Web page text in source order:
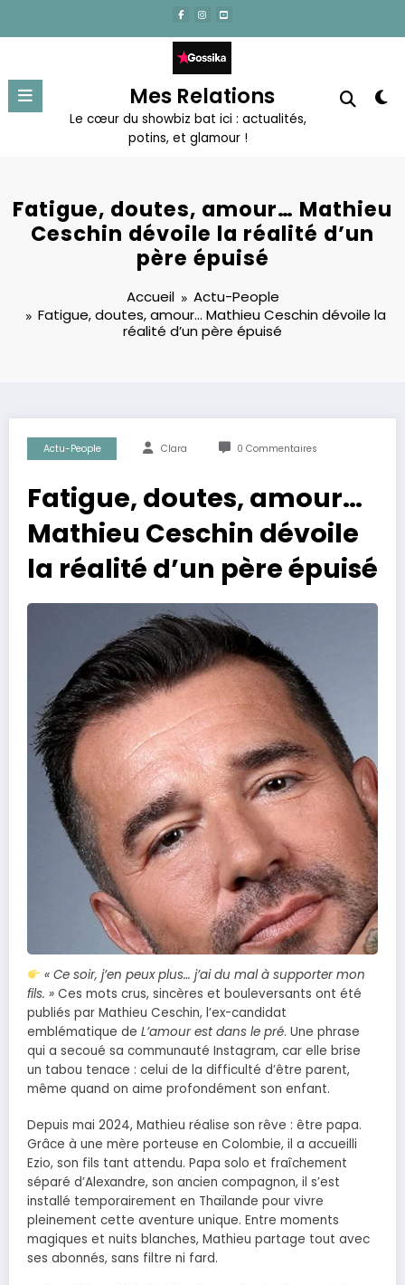
contenu
Mes Relations
Le cœur du showbiz bat ici : actualités,
potins, et glamour !
Fatigue, doutes, amour… Mathieu
Ceschin dévoile la réalité d’un
père épuisé
Accueil
Actu-People
Fatigue, doutes, amour… Mathieu Ceschin dévoile la
réalité d’un père épuisé
Actu-People Clara 0 Commentaires
Fatigue, doutes, amour…
Mathieu Ceschin dévoile
la réalité d’un père épuisé
« Ce soir, j’en peux plus… j’ai du mal à supporter mon
fils. » Ces mots crus, sincères et bouleversants ont été
publiés par Mathieu Ceschin, l’ex-candidat
emblématique de L’amour est dans le pré. Une phrase
qui a secoué sa communauté Instagram, car elle brise
un tabou tenace : celui de la difficulté d’être parent,
même quand on aime profondément son enfant.
Depuis mai 2024, Mathieu réalise son rêve : être papa.
Grâce à une mère porteuse en Colombie, il a accueilli
Ezio, son fils tant attendu. Papa solo et fraîchement
séparé d’Alexandre, son ancien compagnon, il s’est
installé temporairement en Thaïlande pour vivre
pleinement cette aventure unique. Entre moments
magiques et nuits blanches, Mathieu partage tout avec
ses abonnés, sans filtre ni fard.